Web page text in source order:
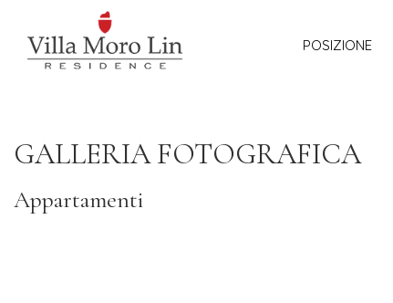
POSIZIONE
GALLERIA FOTOGRAFICA
Appartamenti